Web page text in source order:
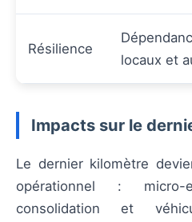
Résilience
locaux et
Impacts sur le
Le dernier kilomètre
opérationnel :
consolidation et